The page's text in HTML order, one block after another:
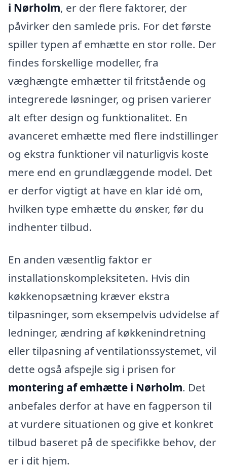
i Nørholm, er der flere faktorer, der
påvirker den samlede pris. For det første
spiller typen af emhætte en stor rolle. Der
findes forskellige modeller, fra
væghængte emhætter til fritstående og
integrerede løsninger, og prisen varierer
alt efter design og funktionalitet. En
avanceret emhætte med flere indstillinger
og ekstra funktioner vil naturligvis koste
mere end en grundlæggende model. Det
er derfor vigtigt at have en klar idé om,
hvilken type emhætte du ønsker, før du
indhenter tilbud.
En anden væsentlig faktor er
installationskompleksiteten. Hvis din
køkkenopsætning kræver ekstra
tilpasninger, som eksempelvis udvidelse af
ledninger, ændring af køkkenindretning
eller tilpasning af ventilationssystemet, vil
dette også afspejle sig i prisen for
montering af emhætte i Nørholm. Det
anbefales derfor at have en fagperson til
at vurdere situationen og give et konkret
tilbud baseret på de specifikke behov, der
er i dit hjem.